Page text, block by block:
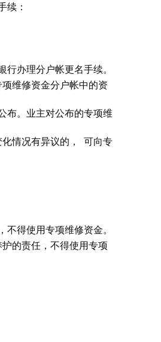
续：
办理分户帐更名手续。
维修资金分户帐中的资
布。业主对公布的专项维
情况有异议的， 可向专
得使用专项维修资金。
的责任，不得使用专项